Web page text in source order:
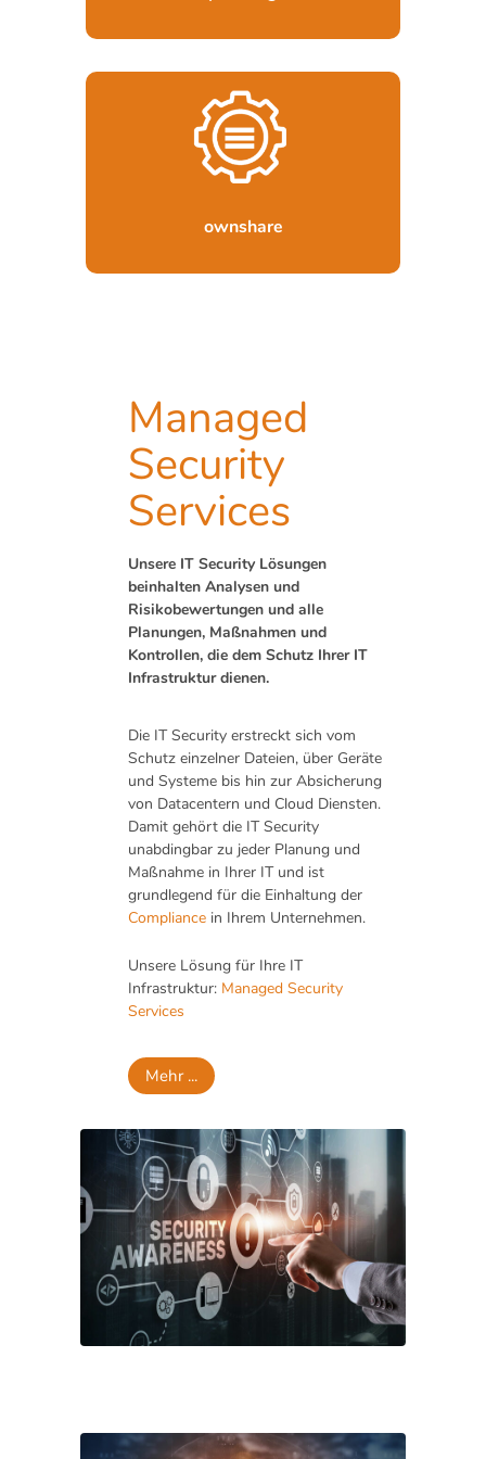
ownshare
Unsere Lösung für mobilen Fernzugriff
& sichere Dateifreigabe.
Managed
Security
Services
Unsere IT Security Lösungen
beinhalten Analysen und
Risikobewertungen und alle
Planungen, Maßnahmen und
Kontrollen, die dem Schutz Ihrer IT
Infrastruktur dienen.
Die IT Security erstreckt sich vom
Schutz einzelner Dateien, über Geräte
und Systeme bis hin zur Absicherung
von Datacentern und Cloud Diensten.
Damit gehört die IT Security
unabdingbar zu jeder Planung und
Maßnahme in Ihrer IT und ist
grundlegend für die Einhaltung der
Compliance in Ihrem Unternehmen.
Unsere Lösung für Ihre IT
Infrastruktur: Managed Security
Services
Mehr ...